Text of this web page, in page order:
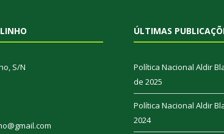
S/N
ÚLTIMAS
Política Nacional Aldir
de 2025
Política Nacional Aldir
2024